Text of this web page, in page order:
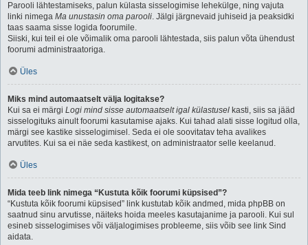
Parooli lähtestamiseks, palun külasta sisselogimise lehekülge, ning vajuta
linki nimega Ma unustasin oma parooli. Jälgi järgnevaid juhiseid ja peaksidki
taas saama sisse logida foorumile.
Siiski, kui teil ei ole võimalik oma parooli lähtestada, siis palun võta ühendust
foorumi administraatoriga.
Üles
Miks mind automaatselt välja logitakse?
Kui sa ei märgi Logi mind sisse automaatselt igal külastusel kasti, siis sa jääd
sisselogituks ainult foorumi kasutamise ajaks. Kui tahad alati sisse logitud olla,
märgi see kastike sisselogimisel. Seda ei ole soovitatav teha avalikes
arvutites. Kui sa ei näe seda kastikest, on administraator selle keelanud.
Üles
Mida teeb link nimega “Kustuta kõik foorumi küpsised”?
“Kustuta kõik foorumi küpsised” link kustutab kõik andmed, mida phpBB on
saatnud sinu arvutisse, näiteks hoida meeles kasutajanime ja parooli. Kui sul
esineb sisselogimises või väljalogimises probleeme, siis võib see link Sind
aidata.